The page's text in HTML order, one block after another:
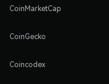
CoinMarketCap
CoinGecko
Coincodex